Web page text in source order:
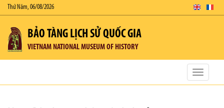
Thứ Năm, 06/08/2026
BẢO TÀNG LỊCH SỬ QUỐC GIA
VIETNAM NATIONAL MUSEUM OF HISTORY
Toggle